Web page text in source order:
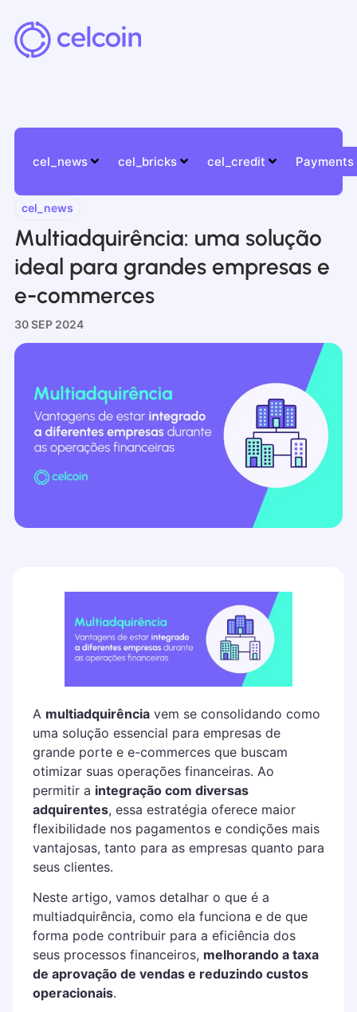
cel_news cel_bricks cel_credit Payments
cel_news
Multiadquirência: uma solução
ideal para grandes empresas e
e-commerces
30 SEP 2024
A multiadquirênciavem se consolidando como
uma solução essencial para empresas de
grande porte e e-commerces que buscam
otimizar suas operações financeiras. Ao
permitir a integração com diversas
adquirentes, essa estratégia oferece maior
flexibilidade nos pagamentos e condições mais
vantajosas, tanto para as empresas quanto para
seus clientes.
Neste artigo, vamos detalhar o que é a
multiadquirência, como ela funciona e de que
forma pode contribuir para a eficiência dos
seus processos financeiros, melhorando a taxa
de aprovação de vendas e reduzindo custos
operacionais.